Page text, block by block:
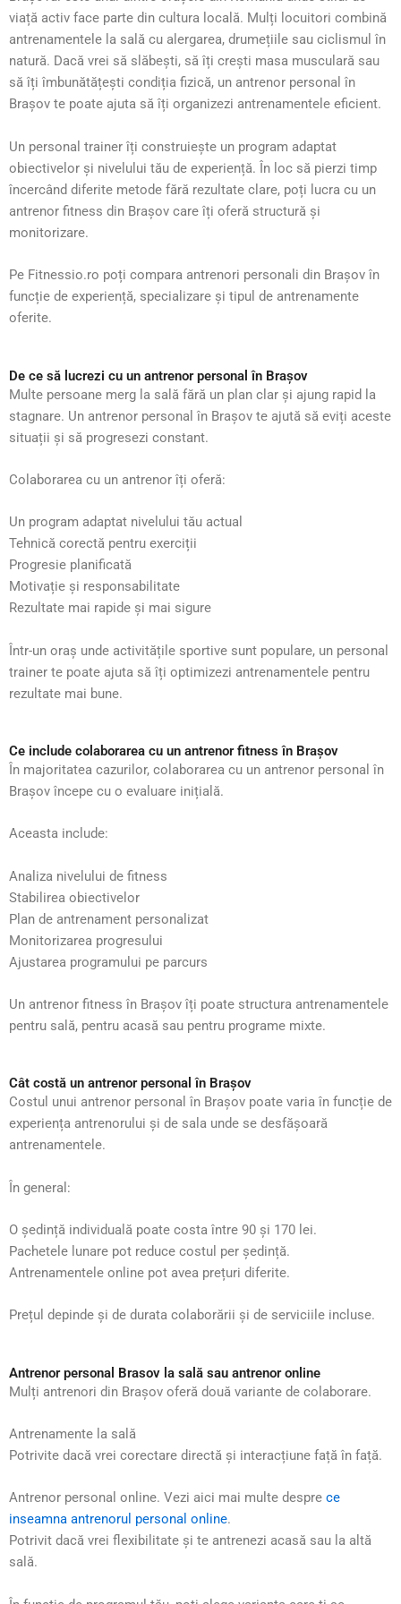
viață activ face parte din cultura locală. Mulți locuitori combină
antrenamentele la sală cu alergarea, drumețiile sau ciclismul în
natură. Dacă vrei să slăbești, să îți crești masa musculară sau
să îți îmbunătățești condiția fizică, un antrenor personal în
Brașov te poate ajuta să îți organizezi antrenamentele eficient.
Un personal trainer îți construiește un program adaptat
obiectivelor și nivelului tău de experiență. În loc să pierzi timp
încercând diferite metode fără rezultate clare, poți lucra cu un
antrenor fitness din Brașov care îți oferă structură și
monitorizare.
Pe Fitnessio.ro poți compara antrenori personali din Brașov în
funcție de experiență, specializare și tipul de antrenamente
oferite.
De ce să lucrezi cu un antrenor personal în Brașov
Multe persoane merg la sală fără un plan clar și ajung rapid la
stagnare. Un antrenor personal în Brașov te ajută să eviți aceste
situații și să progresezi constant.
Colaborarea cu un antrenor îți oferă:
Un program adaptat nivelului tău actual
Tehnică corectă pentru exerciții
Progresie planificată
Motivație și responsabilitate
Rezultate mai rapide și mai sigure
Într-un oraș unde activitățile sportive sunt populare, un personal
trainer te poate ajuta să îți optimizezi antrenamentele pentru
rezultate mai bune.
Ce include colaborarea cu un antrenor fitness în Brașov
În majoritatea cazurilor, colaborarea cu un antrenor personal în
Brașov începe cu o evaluare inițială.
Aceasta include:
Analiza nivelului de fitness
Stabilirea obiectivelor
Plan de antrenament personalizat
Monitorizarea progresului
Ajustarea programului pe parcurs
Un antrenor fitness în Brașov îți poate structura antrenamentele
pentru sală, pentru acasă sau pentru programe mixte.
Cât costă un antrenor personal în Brașov
Costul unui antrenor personal în Brașov poate varia în funcție de
experiența antrenorului și de sala unde se desfășoară
antrenamentele.
În general:
O ședință individuală poate costa între 90 și 170 lei.
Pachetele lunare pot reduce costul per ședință.
Antrenamentele online pot avea prețuri diferite.
Prețul depinde și de durata colaborării și de serviciile incluse.
Antrenor personal Brasov la sală sau antrenor online
Mulți antrenori din Brașov oferă două variante de colaborare.
Antrenamente la sală
Potrivite dacă vrei corectare directă și interacțiune față în față.
Antrenor personal online. Vezi aici mai multe despre ce
inseamna antrenorul personal online.
Potrivit dacă vrei flexibilitate și te antrenezi acasă sau la altă
sală.